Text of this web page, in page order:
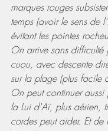
marques rouges
temps (avoir le sens de
évitant les pointes
On arrive sans difficulté
cuou, avec descente
sur la plage (plus facile
On peut continuer
la Lui d'Aï, plus aérien,
cordes peut aider. Et